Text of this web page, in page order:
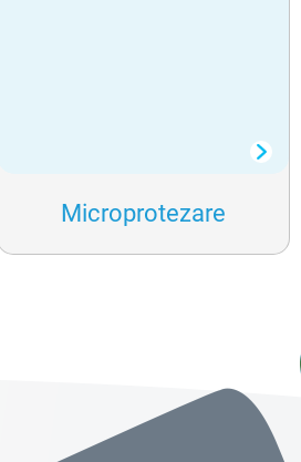
Microprotezare